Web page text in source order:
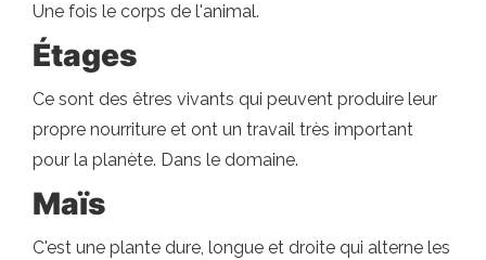
Une fois le corps de l'animal.
Étages
Ce sont des êtres vivants qui peuvent produire leur
propre nourriture et ont un travail très important
pour la planète. Dans le domaine.
Maïs
C'est une plante dure, longue et droite qui alterne les